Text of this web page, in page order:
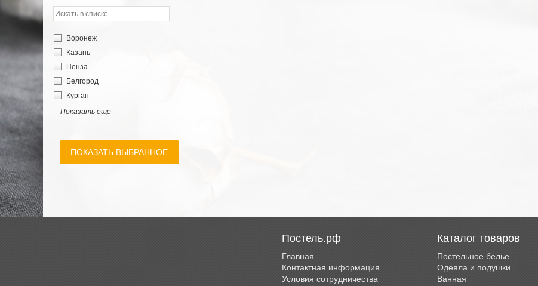
Гольм
Бреле
Андрэа
Филомена
Прато
Воронеж
Казань
Пенза
Белгород
Курган
Показать еще
ПОКАЗАТЬ ВЫБРАННОЕ
Каталог товаров
Постельное белье
Одеяла и подушки
Ванная
Постель.рф
Главная
Контактная информация
Условия сотрудничества